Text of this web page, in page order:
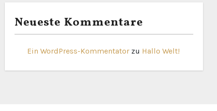
Neueste Kommentare
Ein WordPress-Kommentatorzu Hallo Welt!